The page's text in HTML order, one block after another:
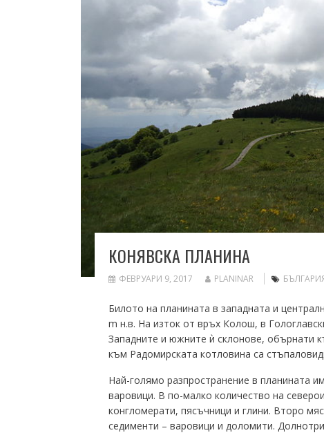
КОНЯВСКА ПЛАНИНА
ФЕВРУАРИ 9, 2017 PLANINAR
Билото на планината в западната и
m н.в. На изток от връх Колош, в
Западните и южните ѝ склонове, обърнати
към Радомирската котловина са
Най-голямо разпространение в планината
варовици. В по-малко количество на
конгломерати, пясъчници и глини. Второ
седименти – варовици и доломити.